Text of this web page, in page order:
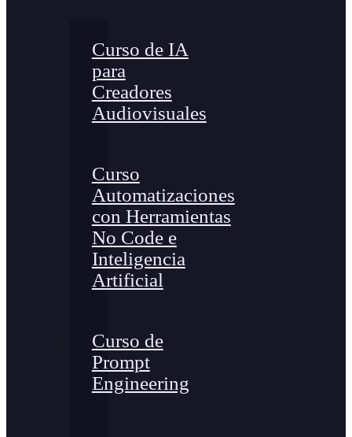
Curso de IA
para
Creadores
Audiovisuales
Curso
Automatizaciones
con Herramientas
No Code e
Inteligencia
Artificial
Curso de
Prompt
Engineering